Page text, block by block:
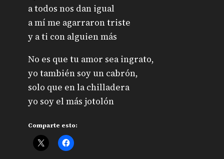
a todos nos dan igual
a mí me agarraron triste
y a ti con alguien más
No es que tu amor sea ingrato,
yo también soy un cabrón,
solo que en la chilladera
yo soy el más jotolón
Comparte esto: